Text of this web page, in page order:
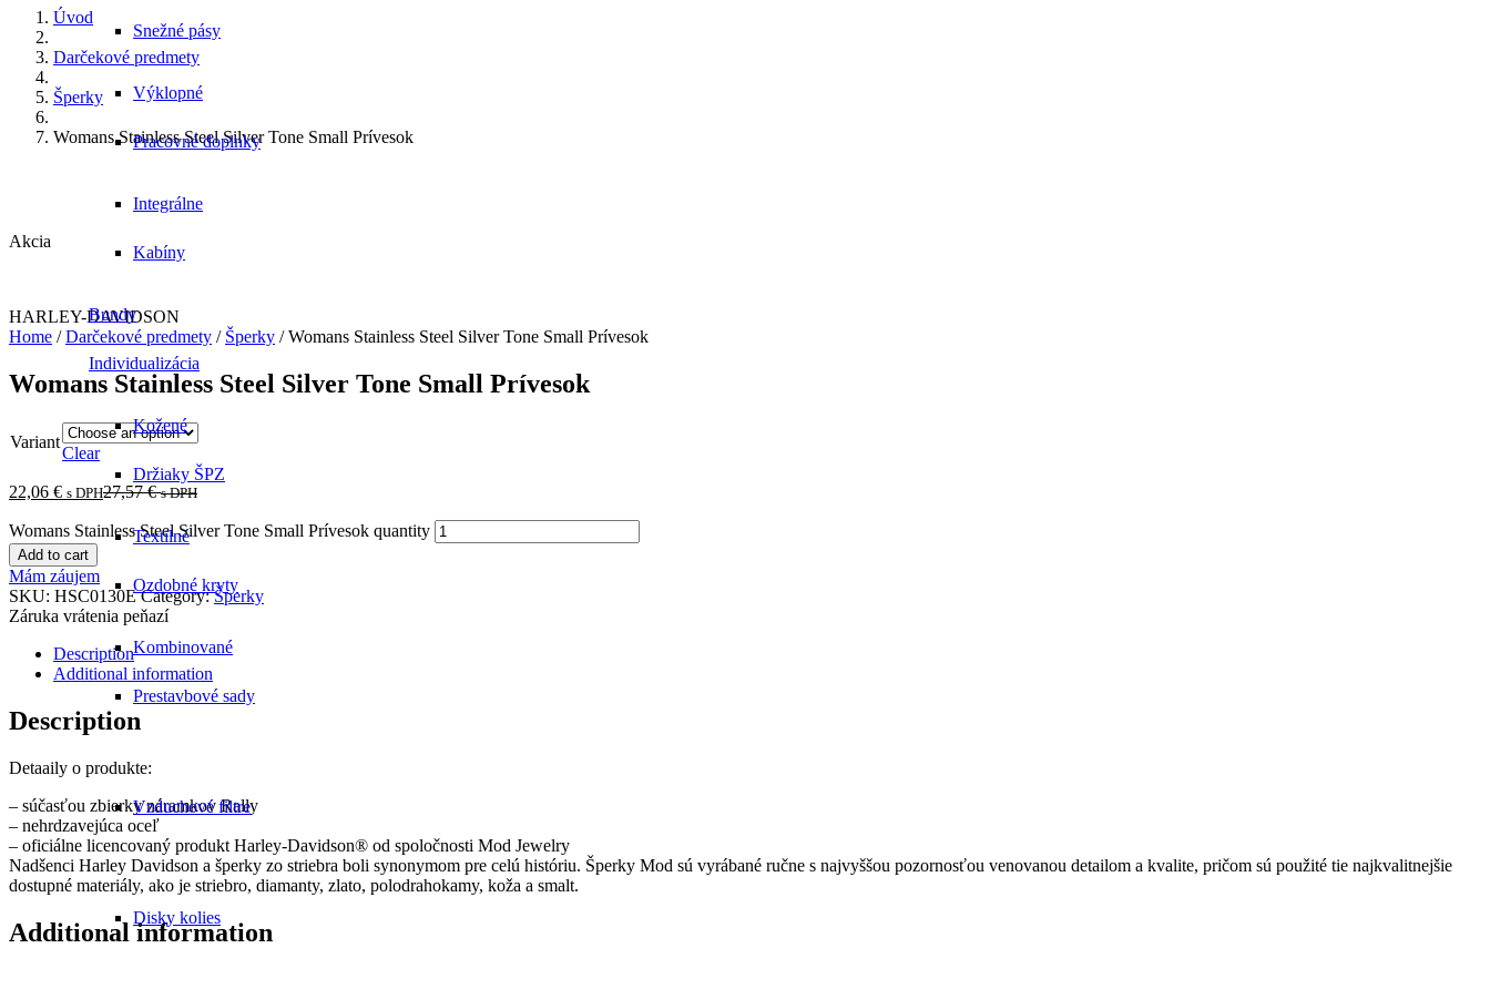
Výklopné
Integrálne
Bundy
Kožené
Textilné
Kombinované
Snežné pásy
Pracovné doplnky
Kabíny
Individualizácia
Držiaky ŠPZ
Ozdobné kryty
Prestavbové sady
Vzduchové filtre
Disky kolies
Úvod
Darčekové predmety
Šperky
Womans Stainless Steel Silver Tone Small Prívesok
Akcia
HARLEY-DAVIDSON
Home /Darčekové predmety / Šperky / Womans Stainless Steel Silver Tone Small Prívesok
Womans Stainless Steel Silver Tone Small Prívesok
Variant
Clear
22,06 € s DPH27,57€ s DPH
Womans Stainless Steel Silver Tone Small Prívesok quantity
Add to cart
Mám záujem
SKU: HSC0130E Category:Šperky
Záruka vrátenia peňazí
Description
Additional information
Description
Detaaily o produkte:
– súčasťou zbierky náramkov Rally
– nehrdzavejúca oceľ
– oficiálne licencovaný produkt Harley-Davidson® od spoločnosti Mod Jewelry
Nadšenci Harley Davidson a šperky zo striebra boli synonymom pre celú históriu. Šperky Mod sú vyrábané ručne s najvyššou pozornosťou venovanou detailom a kvalite, pričom sú použité tie najkvalitnejšie
dostupné materiály, ako je striebro, diamanty, zlato, polodrahokamy, koža a smalt.
Additional information